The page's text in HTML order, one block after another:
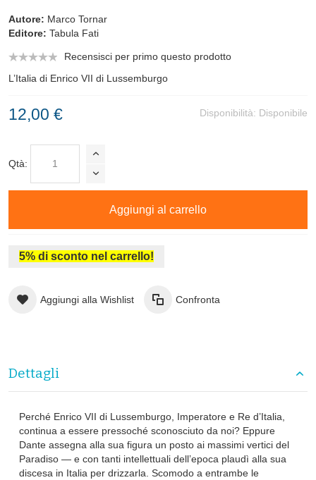
Autore: Marco Tornar
Editore: Tabula Fati
Recensisci per primo questo prodotto
L’Italia di Enrico VII di Lussemburgo
Disponibilità: Disponibile
12,00 €
Qtà:
Aggiungi al carrello
5% di sconto nel carrello!
Aggiungi alla Wishlist Confronta
Dettagli
Perché Enrico VII di Lussemburgo, Imperatore e Re d’Italia,
continua a essere pressoché sconosciuto da noi? Eppure
Dante assegna alla sua figura un posto ai massimi vertici del
Paradiso — e con tanti intellettuali dell’epoca plaudì alla sua
discesa in Italia per drizzarla. Scomodo a entrambe le